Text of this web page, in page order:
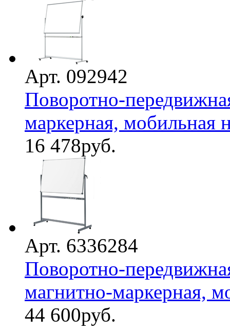
Арт. 092942
Поворотно-
маркерная, мобильная
16 478руб.
Арт. 6336284
Поворотно-
магнитно-маркерная,
44 600руб.